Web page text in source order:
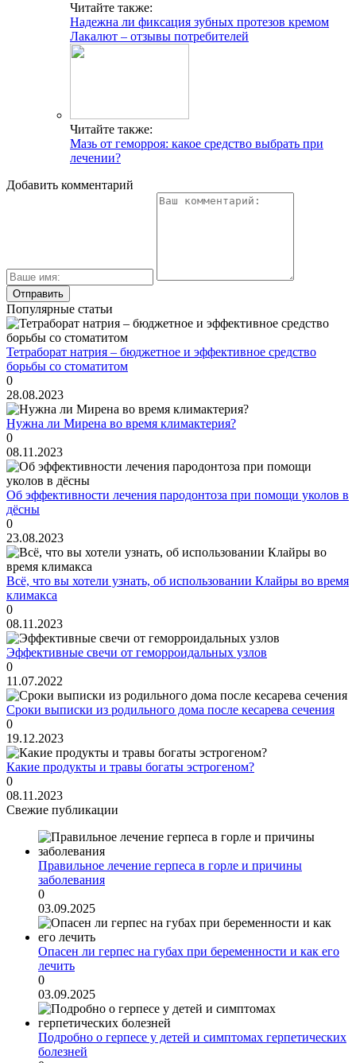
Читайте также:
Надежна ли фиксация зубных протезов кремом
Лакалют – отзывы потребителей
Читайте также:
Мазь от геморроя: какое средство выбрать при
лечении?
Добавить комментарий
Популярные статьи
Тетраборат натрия – бюджетное и эффективное средство
борьбы со стоматитом
0
28.08.2023
Нужна ли Мирена во время климактерия?
0
08.11.2023
Об эффективности лечения пародонтоза при помощи уколов в
дёсны
0
23.08.2023
Всё, что вы хотели узнать, об использовании Клайры во время
климакса
0
08.11.2023
Эффективные свечи от геморроидальных узлов
0
11.07.2022
Сроки выписки из родильного дома после кесарева сечения
0
19.12.2023
Какие продукты и травы богаты эстрогеном?
0
08.11.2023
Свежие публикации
Правильное лечение герпеса в горле и причины
заболевания
0
03.09.2025
Опасен ли герпес на губах при беременности и как его
лечить
0
03.09.2025
Подробно о герпесе у детей и симптомах герпетических
болезней